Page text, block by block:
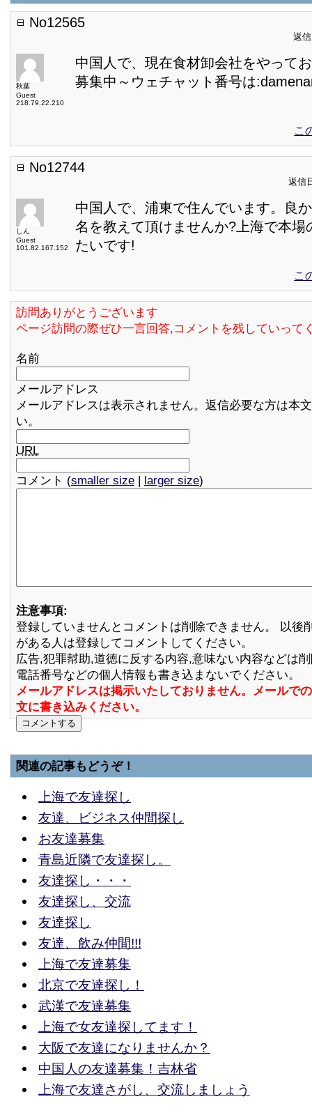
No12565
返
秋葉
Guest
218.79.22.210
中国人で、現在食材卸会社をやって
募集中～ウェチャット番号は
こ
No12744
返信
しん
Guest
101.82.167.152
中国人で、浦東で住んでいます。良
名を教えて頂けませんか?上海で本場
たいです!
こ
訪問ありがとうございます
ページ訪問の際ぜひ一言回答,コメントを残していって
名前
メールアドレス
メールアドレスは表示されません。返信必要な方は本
い。
URL
コメント (smaller size | larger size)
注意事項:
登録していませんとコメントは削除できません。 以後
がある人は登録してコメントしてください。
広告,犯罪幇助,道徳に反する内容,意味ない内容などは
電話番号などの個人情報も書き込まないでください。
メールアドレスは掲示いたしておりません。メールで
文に書き込みください。
関連の記事もどうぞ！
上海で友達探し
友達、ビジネス仲間探し
お友達募集
青島近隣で友達探し。
友達探し・・・
友達探し、交流
友達探し
友達、飲み仲間!!!
上海で友達募集
北京で友達探し！
武漢で友達募集
上海で女友達探してます！
大阪で友達になりませんか？
中国人の友達募集！吉林省
上海で友達さがし、交流しましょう